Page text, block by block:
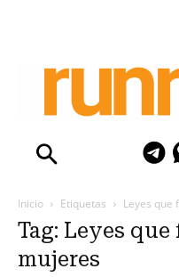
Inicio Etiquetas Leyes que
Tag: Leyes
mujeres